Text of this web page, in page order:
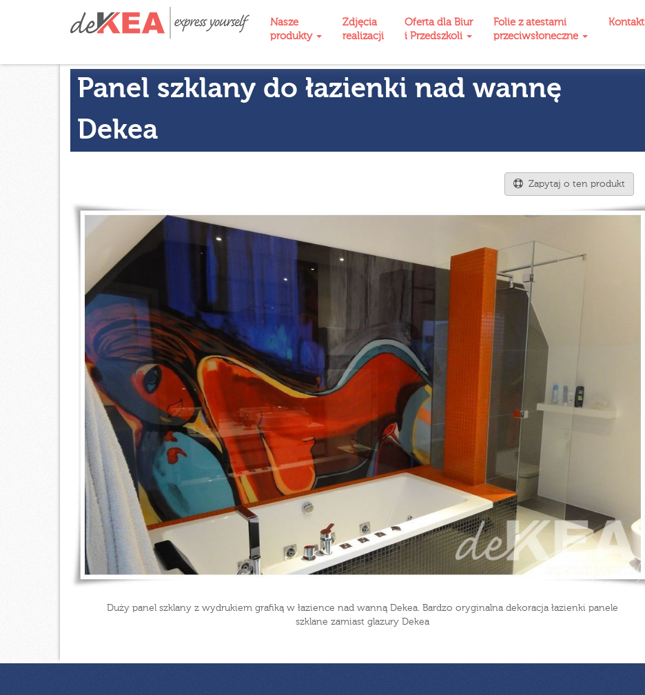
Nasze
produkty
Zdjęcia
realizacji
Oferta dla Biur
i Przedszkoli
Folie z atestami
przeciwsłoneczne
Kontakt
Panel szklany do łazienki nad wannę
Dekea
Zapytaj o ten produkt
Duży panel szklany z wydrukiem grafiką w łazience nad wanną Dekea. Bardzo oryginalna dekoracja łazienki panele
szklane zamiast glazury Dekea